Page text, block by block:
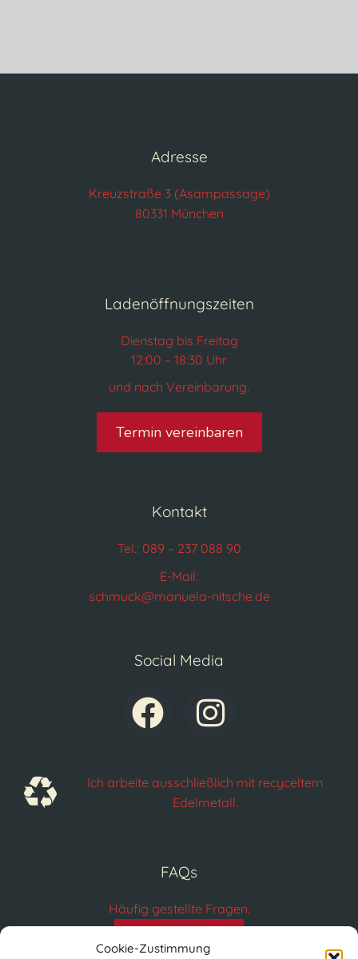
Cookie-Zustimmung
Adresse
Kreuzstraße 3 (Asampassage)
80331 München
Ladenöffnungszeiten
Dienstag bis Freitag
12:00 – 18:30 Uhr
und nach Vereinbarung.
Termin vereinbaren
Kontakt
Tel.: 089 – 237 088 90
E-Mail:
schmuck@manuela-nitsche.de
Social Media
Ich arbeite ausschließlich mit recyceltem
Edelmetall.
FAQs
Häufig gestellte Fragen.